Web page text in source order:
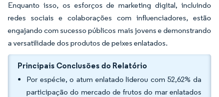
Enquanto isso, os esforços de marketing digital, incluindo
redes sociais e colaborações com influenciadores, estão
engajando com sucesso públicos mais jovens e demonstrando
a versatilidade dos produtos de peixes enlatados.
Principais Conclusões do Relatório
Por espécie, o atum enlatado liderou com 52,62% da
participação do mercado de frutos do mar enlatados